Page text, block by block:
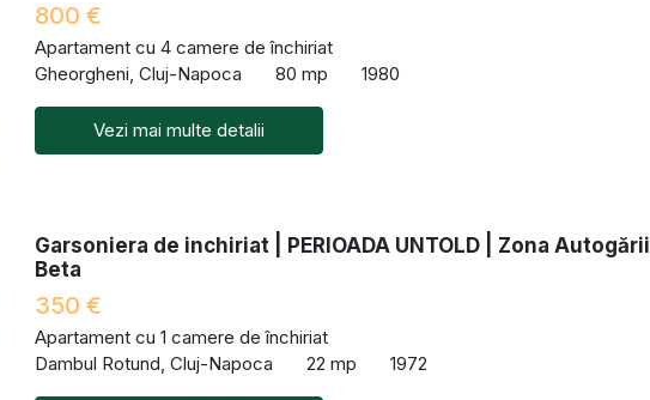
800 €
Apartament cu 4 camere de închiriat
Gheorgheni, Cluj-Napoca
80 mp 1980
Vezi mai multe detalii
Garsoniera de inchiriat | PERIOADA UNTOLD | Zona Autogării
Beta
350 €
Apartament cu 1 camere de închiriat
Dambul Rotund, Cluj-Napoca
22 mp 1972